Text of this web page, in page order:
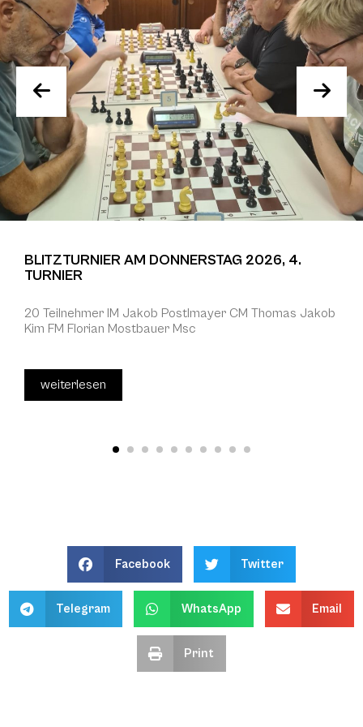
BLITZTURNIER AM DONNERSTAG 2026, 4.
TURNIER
20 Teilnehmer IM Jakob Postlmayer CM Thomas Jakob
Kim FM Florian Mostbauer Msc
weiterlesen
Facebook Twitter
Telegram WhatsApp Email
Print